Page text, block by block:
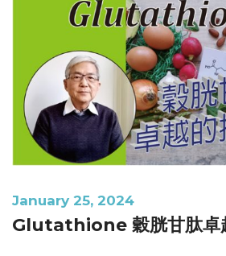
January 25, 2024
Glutathione 穀胱甘肽卓